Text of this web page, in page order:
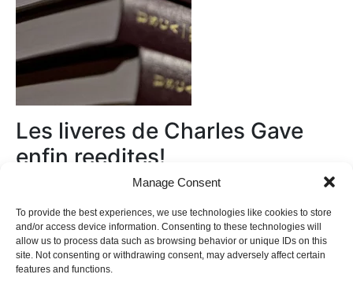
Manage Consent
To provide the best experiences, we use technologies like cookies to store
and/or access device information. Consenting to these technologies will
allow us to process data such as browsing behavior or unique IDs on this
site. Not consenting or withdrawing consent, may adversely affect certain
features and functions.
Les liveres de Charles Gave
enfin reedites!